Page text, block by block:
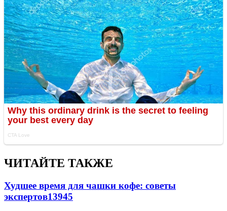
ЧИТАЙТЕ ТАКЖЕ
Худшее время для чашки кофе: советы
экспертов13945